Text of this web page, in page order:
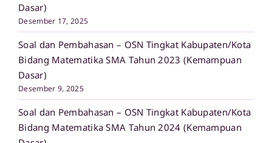
Dasar)
Desember 17, 2025
Soal dan Pembahasan – OSN Tingkat Kabupaten/Kota
Bidang Matematika SMA Tahun 2023 (Kemampuan
Dasar)
Desember 9, 2025
Soal dan Pembahasan – OSN Tingkat Kabupaten/Kota
Bidang Matematika SMA Tahun 2024 (Kemampuan